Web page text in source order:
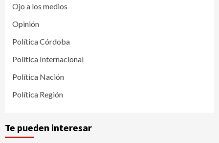
Ojo a los medios
Opinión
Política Córdoba
Política Internacional
Política Nación
Política Región
Te pueden interesar